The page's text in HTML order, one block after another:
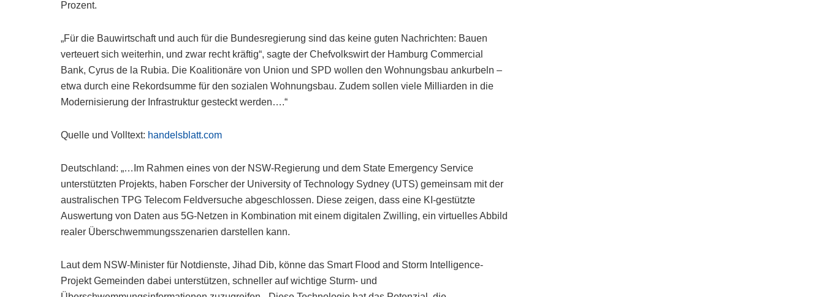
Prozent.
„Für die Bauwirtschaft und auch für die Bundesregierung sind das keine guten Nachrichten: Bauen
verteuert sich weiterhin, und zwar recht kräftig“, sagte der Chefvolkswirt der Hamburg Commercial
Bank, Cyrus de la Rubia. Die Koalitionäre von Union und SPD wollen den Wohnungsbau ankurbeln –
etwa durch eine Rekordsumme für den sozialen Wohnungsbau. Zudem sollen viele Milliarden in die
Modernisierung der Infrastruktur gesteckt werden….“
Quelle und Volltext: handelsblatt.com
Deutschland: „…Im Rahmen eines von der NSW-Regierung und dem State Emergency Service
unterstützten Projekts, haben Forscher der University of Technology Sydney (UTS) gemeinsam mit der
australischen TPG Telecom Feldversuche abgeschlossen. Diese zeigen, dass eine KI-gestützte
Auswertung von Daten aus 5G-Netzen in Kombination mit einem digitalen Zwilling, ein virtuelles Abbild
realer Überschwemmungsszenarien darstellen kann.
Laut dem NSW-Minister für Notdienste, Jihad Dib, könne das Smart Flood and Storm Intelligence-
Projekt Gemeinden dabei unterstützen, schneller auf wichtige Sturm- und